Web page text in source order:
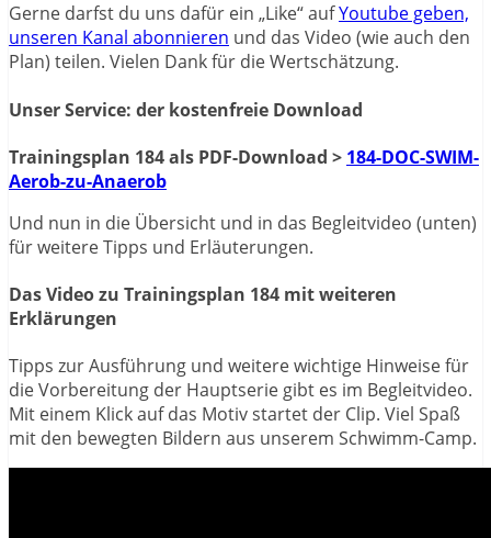
Gerne darfst du uns dafür ein „Like“ aufYoutube geben,
unseren Kanal abonnieren und das Video (wie auch den
Plan) teilen. Vielen Dank für die Wertschätzung.
Unser Service: der kostenfreie Download
Trainingsplan 184 als PDF-Download > 184-DOC-SWIM-
Aerob-zu-Anaerob
Und nun in die Übersicht und in das Begleitvideo (unten)
für weitere Tipps und Erläuterungen.
Das Video zu Trainingsplan 184 mit weiteren
Erklärungen
Tipps zur Ausführung und weitere wichtige Hinweise für
die Vorbereitung der Hauptserie gibt es im Begleitvideo.
Mit einem Klick auf das Motiv startet der Clip. Viel Spaß
mit den bewegten Bildern aus unserem Schwimm-Camp.